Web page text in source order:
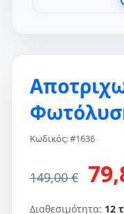
Κωδικός: #1636
149,00 €
Διαθεσιμότητα: 12